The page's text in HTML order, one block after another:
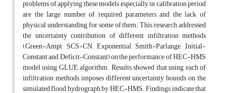
problems of applying these models especially in calibration period
are the large number of required parameters and the lack of
physical understanding for some of them. This research addressed
the uncertainty contribution of different infiltration methods
(Green-Ampt, SCS-CN, Exponential, Smith-Parlange, Initial-
Constant and Deficit-Constant) on the performance of HEC-HMS
model using GLUE algorithm. Results showed that using each of
infiltration methods imposes different uncertainty bounds on the
simulated flood hydrograph by HEC-HMS. Findings indicate that